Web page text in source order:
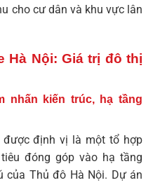
cho cư dân và khu vực lân
Hà Nội: Giá trị đô thị
nhấn kiến trúc, hạ tầng
định vị là một tổ hợp
đóng góp vào hạ tầng
của Thủ đô Hà Nội. Dự án